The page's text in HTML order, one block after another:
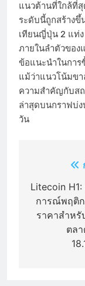
แนวต้านที่ใกล้ที่
ระดับนี้ถูกสร้างขึ้
เทียนญี่ปุ่น 2 แท่ง
ภายในลำตัวของ
ข้อแนะนำในการ
แม้ว่าแนวโน้มขา
ความสำคัญกับส
ล่าสุดบนกราฟบ่
วัน
แนะแนว
เรื่อง
Litecoin
การณ์พฤติ
ราคาสำหรั
ตลา